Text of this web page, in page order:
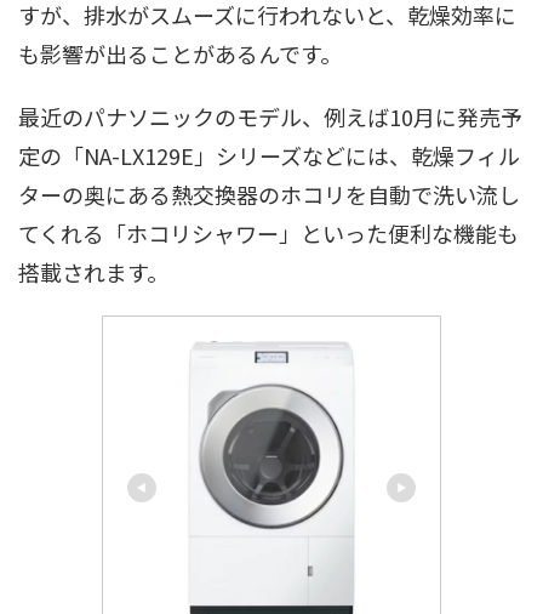
すが、排水がスムーズに行われないと、乾燥効率に
も影響が出ることがあるんです。
最近のパナソニックのモデル、例えば10月に発売予
定の「NA-LX129E」シリーズなどには、乾燥フィル
ターの奥にある熱交換器のホコリを自動で洗い流し
てくれる「ホコリシャワー」といった便利な機能も
搭載されます。